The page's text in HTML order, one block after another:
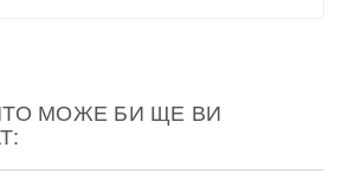
МОЖЕ БИ ЩЕ ВИ